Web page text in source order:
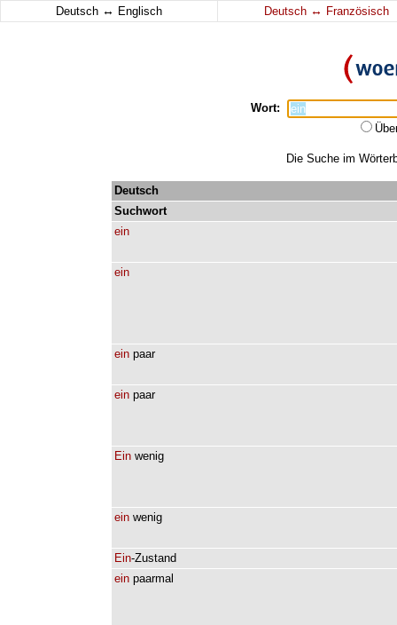
Deutsch ↔ Englisch Deutsch ↔ Französisch
Wort:
Die Suche im
Deutsch
Suchwort
ein
ein
ein paar
ein paar
Ein wenig
ein wenig
Ein-Zustand
ein paarmal